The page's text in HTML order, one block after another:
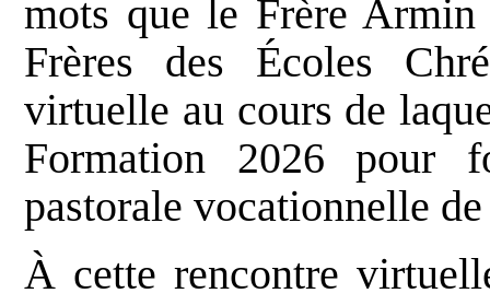
mots que le Frère Armin
Frères des Écoles
virtuelle au cours de
Formation 2026 pour
pastorale vocationnelle
À cette rencontre